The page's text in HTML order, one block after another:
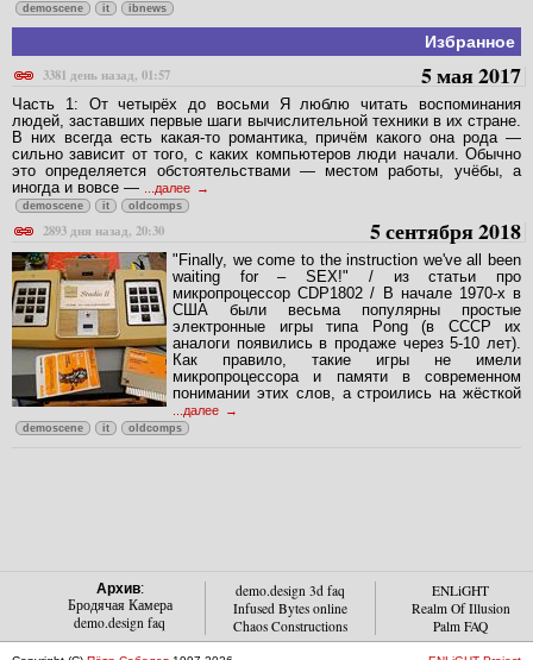
demoscene it ibnews
Избранное
3381 день назад, 01:57
5 мая 2017
Часть 1: От четырёх до восьми Я люблю читать воспоминания
людей, заставших первые шаги вычислительной техники в их стране.
В них всегда есть какая-то романтика, причём какого она рода —
сильно зависит от того, с каких компьютеров люди начали. Обычно
это определяется обстоятельствами — местом работы, учёбы, а
иногда и вовсе —
...далее
demoscene it oldcomps
2893 дня назад, 20:30 5 сентября 2018
"Finally, we come to the instruction we've all been
waiting for – SEX!" / из статьи про
микропроцессор CDP1802 / В начале 1970-х в
США были весьма популярны простые
электронные игры типа Pong (в СССР их
аналоги появились в продаже через 5-10 лет).
Как правило, такие игры не имели
микропроцессора и памяти в современном
понимании этих слов, а строились на жёсткой
...далее
demoscene it oldcomps
Архив:
Бродячая Камера
demo.design faq
demo.design 3d faq
Infused Bytes online
Chaos Constructions
ENLiGHT
Realm Of Illusion
Palm FAQ